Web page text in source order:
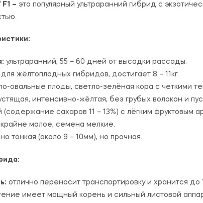
– это популярный ультраранний гибрид с
ультраранний, 55 – 60 дней от высадки рассады.
жёлтоплодных гибридов, достигает 8 – 11кг.
овальные плоды, светло-зелёная кора с четкими
интенсивно-жёлтая, без грубых волокон и
(содержание сахаров 11 – 13%) с лёгким фруктовым
крайне малое, семена мелкие.
тонкая (около 9 – 10мм), но прочная.
отлично переносит транспортировку и хранится до
имеет мощный корень и сильный листовой